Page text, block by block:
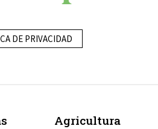
DE PRIVACIDAD
Agricultura